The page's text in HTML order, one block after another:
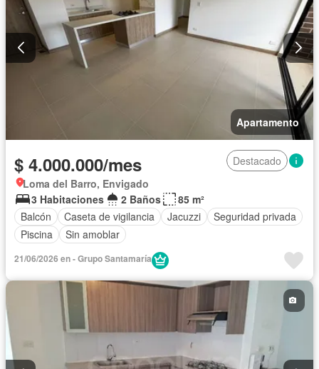
Apartamento
$ 4.000.000/mes
Destacado
Loma del Barro, Envigado
3 Habitaciones
2 Baños
85 m²
Balcón
Caseta de vigilancia Jacuzzi
Seguridad privada
Piscina
Sin amoblar
21/06/2026 en - Grupo Santamaría